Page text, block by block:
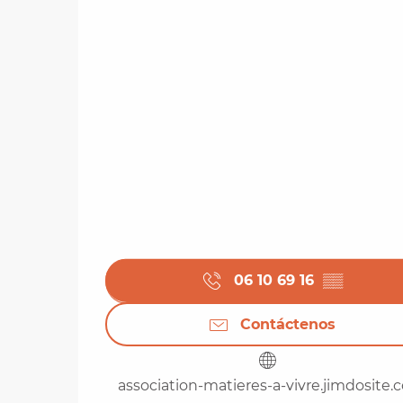
06 10 69 16 ▒▒
Contáctenos
association-matieres-a-